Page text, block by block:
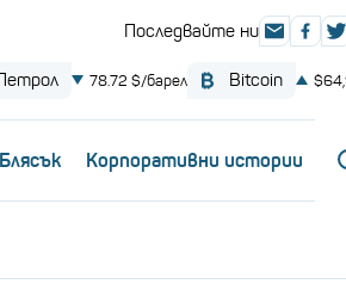
Блясък Корпоративни истории